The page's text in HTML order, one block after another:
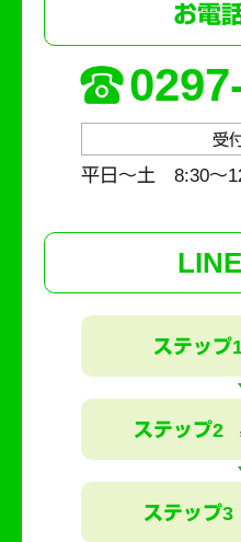
お電
受
平日～土 8:30〜
LINE
ステップ
ステップ2
ステップ3